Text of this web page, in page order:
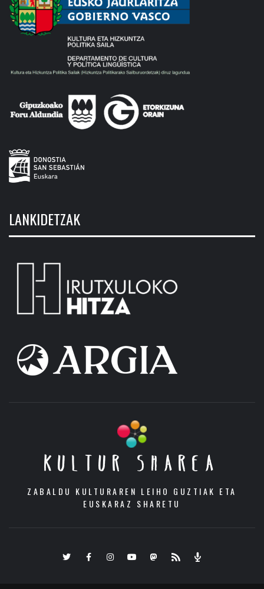
LANKIDETZAK
KULTUR SHAREA
ZABALDU KULTURAREN LEIHO GUZTIAK ETA
EUSKARAZ SHARETU
TwitterFacebookInstagramYoutubeMastodon.eus
RSS Podcast